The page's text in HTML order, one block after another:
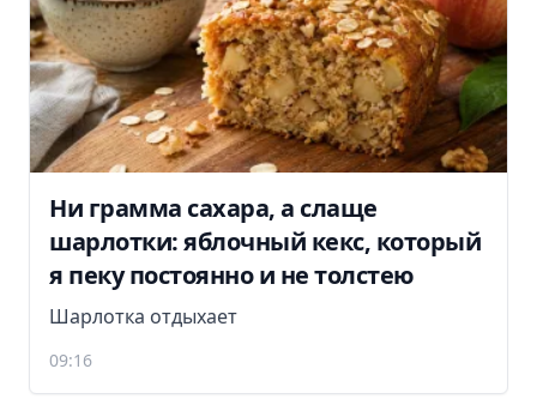
Ни грамма сахара, а слаще
шарлотки: яблочный кекс, который
я пеку постоянно и не толстею
Шарлотка отдыхает
09:16